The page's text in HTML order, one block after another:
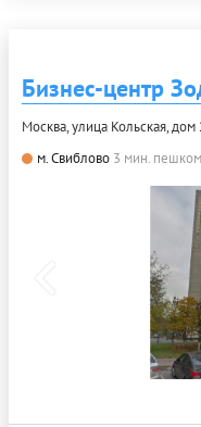
Бизнес-центр
Москва, улица Кольская, дом
м. Свиблово 3 мин. пешком